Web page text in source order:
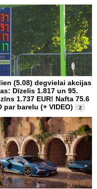
(5.08) degvielai akcijas
Dīzelis 1.817 un 95.
1.737 EUR! Nafta 75.6
par barelu (+ VIDEO)
2